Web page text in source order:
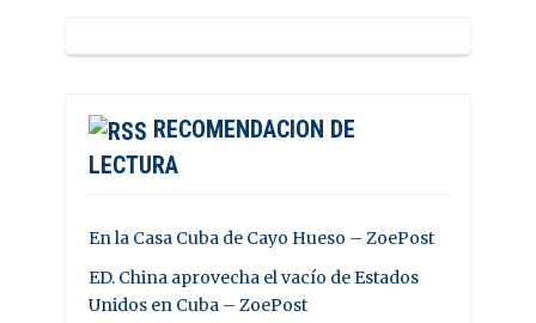
RECOMENDACION DE
LECTURA
En la Casa Cuba de Cayo Hueso – ZoePost
ED. China aprovecha el vacío de Estados
Unidos en Cuba – ZoePost